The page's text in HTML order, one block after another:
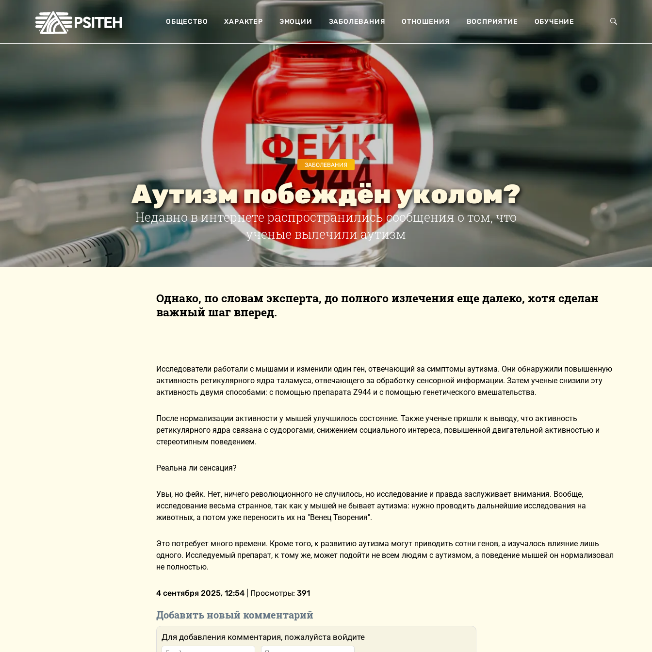
ОБЩЕСТВО ХАРАКТЕР ЭМОЦИИ ЗАБОЛЕВАНИЯ ОТНОШЕНИЯ ВОСПРИЯТИЕ ОБУЧЕНИЕ
ЗАБОЛЕВАНИЯ
Аутизм побеждён уколом?
Недавно в интернете распространились сообщения о том, что
ученые вылечили аутизм
Однако, по словам эксперта, до полного излечения еще далеко, хотя сделан
важный шаг вперед.
Исследователи работали с мышами и изменили один ген, отвечающий за симптомы аутизма. Они обнаружили повышенную
активность ретикулярного ядра таламуса, отвечающего за обработку сенсорной информации. Затем ученые снизили эту
активность двумя способами: с помощью препарата Z944 и с помощью генетического вмешательства.
После нормализации активности у мышей улучшилось состояние. Также ученые пришли к выводу, что активность
ретикулярного ядра связана с судорогами, снижением социального интереса, повышенной двигательной активностью и
стереотипным поведением.
Реальна ли сенсация?
Увы, но фейк. Нет, ничего революционного не случилось, но исследование и правда заслуживает внимания. Вообще,
исследование весьма странное, так как у мышей не бывает аутизма: нужно проводить дальнейшие исследования на
животных, а потом уже переносить их на "Венец Творения".
Это потребует много времени. Кроме того, к развитию аутизма могут приводить сотни генов, а изучалось влияние лишь
одного. Исследуемый препарат, к тому же, может подойти не всем людям с аутизмом, а поведение мышей он нормализовал
не полностью.
4 сентября 2025, 12:54 | Просмотры: 391
Добавить новый комментарий
Для добавления комментария, пожалуйста войдите